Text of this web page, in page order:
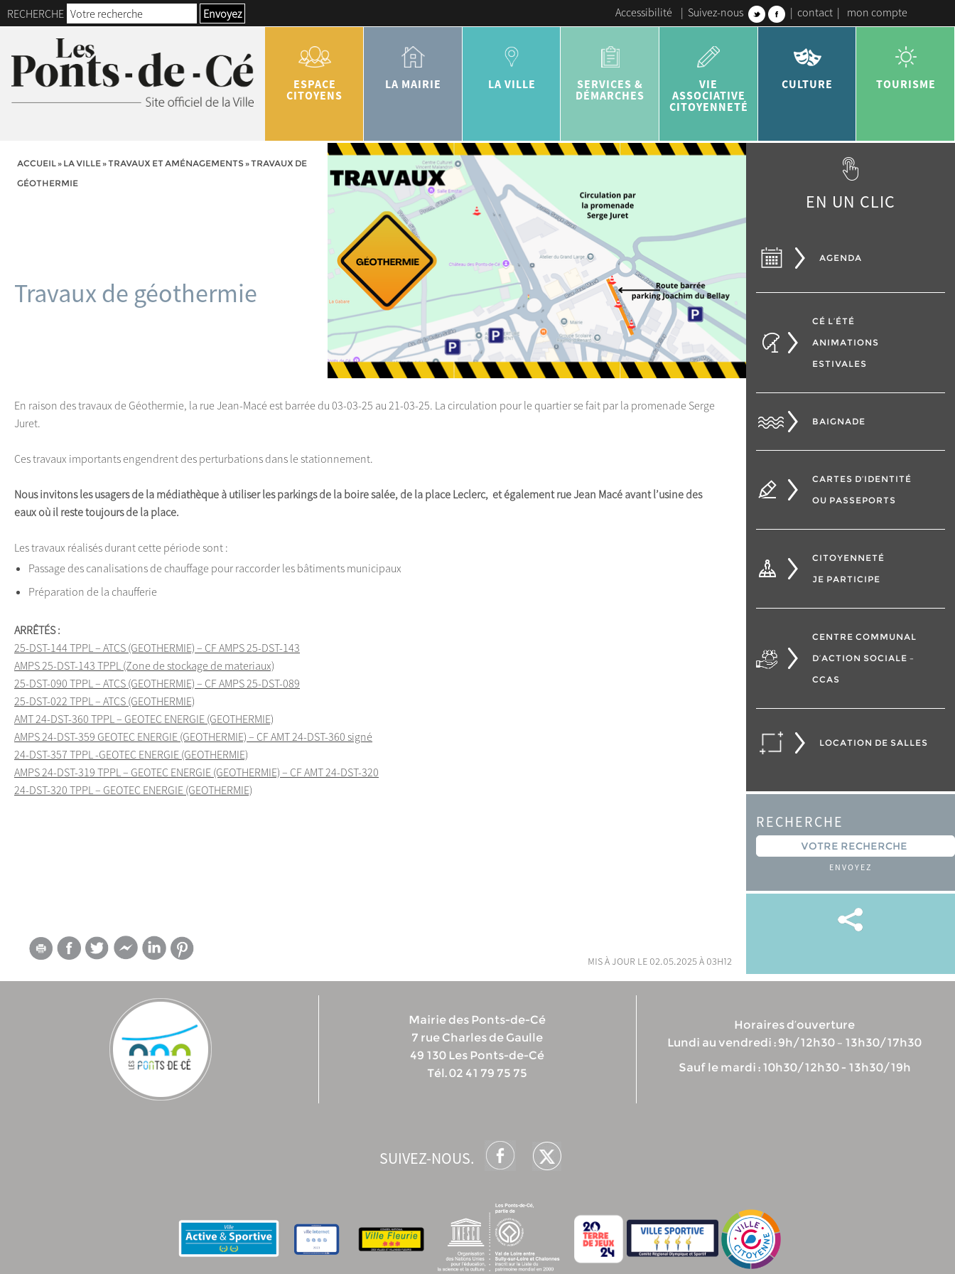
RECHERCHE Envoyez Accessibilité | Suivez-nous | contact | mon compte
ESPACE
CITOYENS
LA MAIRIE LA VILLE
SERVICES &
DÉMARCHES
VIE
ASSOCIATIVE
CITOYENNETÉ
CULTURE TOURISME
ACCUEIL» LA VILLE»TRAVAUX ET AMÉNAGEMENTS»TRAVAUX DE
GÉOTHERMIE
Travaux de géothermie
En raison des travaux de Géothermie, la rue Jean-Macé est barrée du 03-03-25 au 21-03-25. La circulation pour le quartier se fait par la promenade Serge
Juret.
Ces travaux importants engendrent des perturbations dans le stationnement.
Nous invitons les usagers de la médiathèque à utiliser les parkings de la boire salée, de la place Leclerc, et également rue Jean Macé avant l’usine des
eaux où il reste toujours de la place.
Les travaux réalisés durant cette période sont :
Passage des canalisations de chauffage pour raccorder les bâtiments municipaux
Préparation de la chaufferie
ARRÊTÉS :
25-DST-144 TPPL – ATCS (GEOTHERMIE) – CF AMPS 25-DST-143
AMPS 25-DST-143 TPPL (Zone de stockage de materiaux)
25-DST-090 TPPL – ATCS (GEOTHERMIE) – CF AMPS 25-DST-089
25-DST-022 TPPL – ATCS (GEOTHERMIE)
AMT 24-DST-360 TPPL – GEOTEC ENERGIE (GEOTHERMIE)
AMPS 24-DST-359 GEOTEC ENERGIE (GEOTHERMIE) – CF AMT 24-DST-360 signé
24-DST-357 TPPL -GEOTEC ENERGIE (GEOTHERMIE)
AMPS 24-DST-319 TPPL – GEOTEC ENERGIE (GEOTHERMIE) – CF AMT 24-DST-320
24-DST-320 TPPL – GEOTEC ENERGIE (GEOTHERMIE)
mis à jour le 02.05.2025 à 03h12
EN UN CLIC
AGENDA
CÉ L’ÉTÉ
ANIMATIONS
ESTIVALES
BAIGNADE
CARTES D’IDENTITÉ
OU PASSEPORTS
CITOYENNETÉ
JE PARTICIPE
CENTRE COMMUNAL
D’ACTION SOCIALE –
CCAS
LOCATION DE SALLES
RECHERCHE
ENVOYEZ
Mairie des Ponts-de-Cé
7 rue Charles de Gaulle
49 130 Les Ponts-de-Cé
Tél. 02 41 79 75 75
Horaires d’ouverture
Lundi au vendredi : 9h/12h30 – 13h30/17h30
Sauf le mardi : 10h30/12h30 - 13h30/19h
SUIVEZ-NOUS.